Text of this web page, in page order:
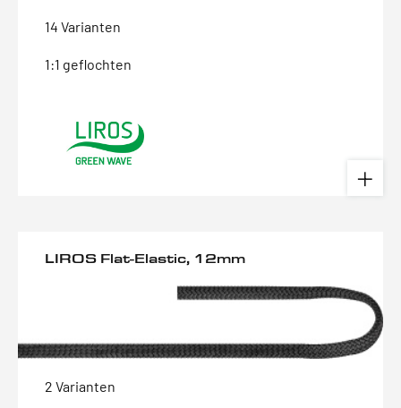
14 Varianten
1:1 geflochten
LIROS Flat-Elastic, 12mm
2 Varianten